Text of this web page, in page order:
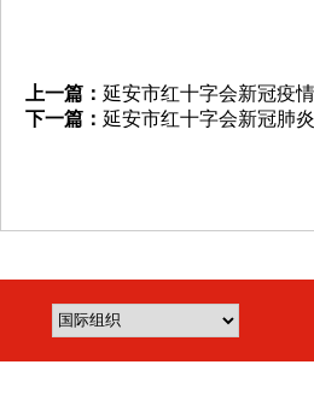
上一篇： 延安市红十字会新冠疫
下一篇： 延安市红十字会新冠肺